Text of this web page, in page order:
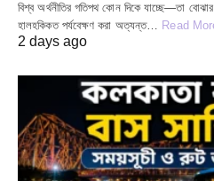
বিশ্ব অর্থনীতির গতিপথ কোন দিকে যাচ্ছে—তা বোঝার
হালহকিকত পর্যবেক্ষণ করা অত্যন্ত… Read
2 days ago